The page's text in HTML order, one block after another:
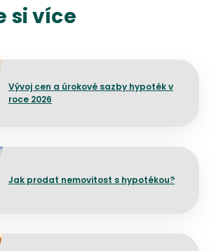
si více
Vývoj cen a úrokové sazby hypoték v
roce 2026
Jak prodat nemovitost s hypotékou?